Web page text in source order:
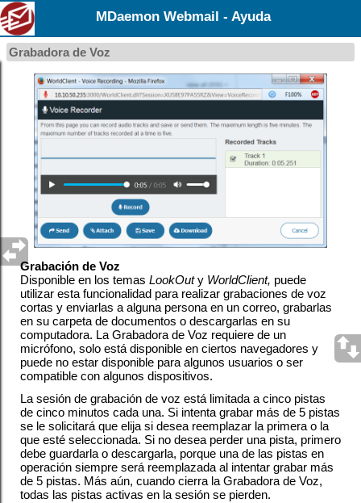
MDaemon Webmail - Ayuda
Grabadora de Voz
Grabación de Voz
Disponible en los temas LookOuty WorldClient, puede
utilizar esta funcionalidad para realizar grabaciones de voz
cortas y enviarlas a alguna persona en un correo, grabarlas
en su carpeta de documentos o descargarlas en su
computadora. La Grabadora de Voz requiere de un
micrófono, solo está disponible en ciertos navegadores y
puede no estar disponible para algunos usuarios o ser
compatible con algunos dispositivos.
La sesión de grabación de voz está limitada a cinco pistas
de cinco minutos cada una. Si intenta grabar más de 5 pistas
se le solicitará que elija si desea reemplazar la primera o la
que esté seleccionada. Si no desea perder una pista, primero
debe guardarla o descargarla, porque una de las pistas en
operación siempre será reemplazada al intentar grabar más
de 5 pistas. Más aún, cuando cierra la Grabadora de Voz,
todas las pistas activas en la sesión se pierden.